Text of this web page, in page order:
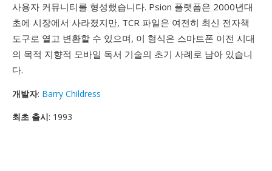
사용자 커뮤니티를 형성했습니다. Psion 플랫폼은 2000년대
초에 시장에서 사라졌지만, TCR 파일은 여전히 최신 전자책
도구로 열고 변환할 수 있으며, 이 형식은 스마트폰 이전 시대
의 목적 지향적 모바일 독서 기술의 초기 사례로 남아 있습니
다.
개발자: Barry Childress
최초 출시: 1993